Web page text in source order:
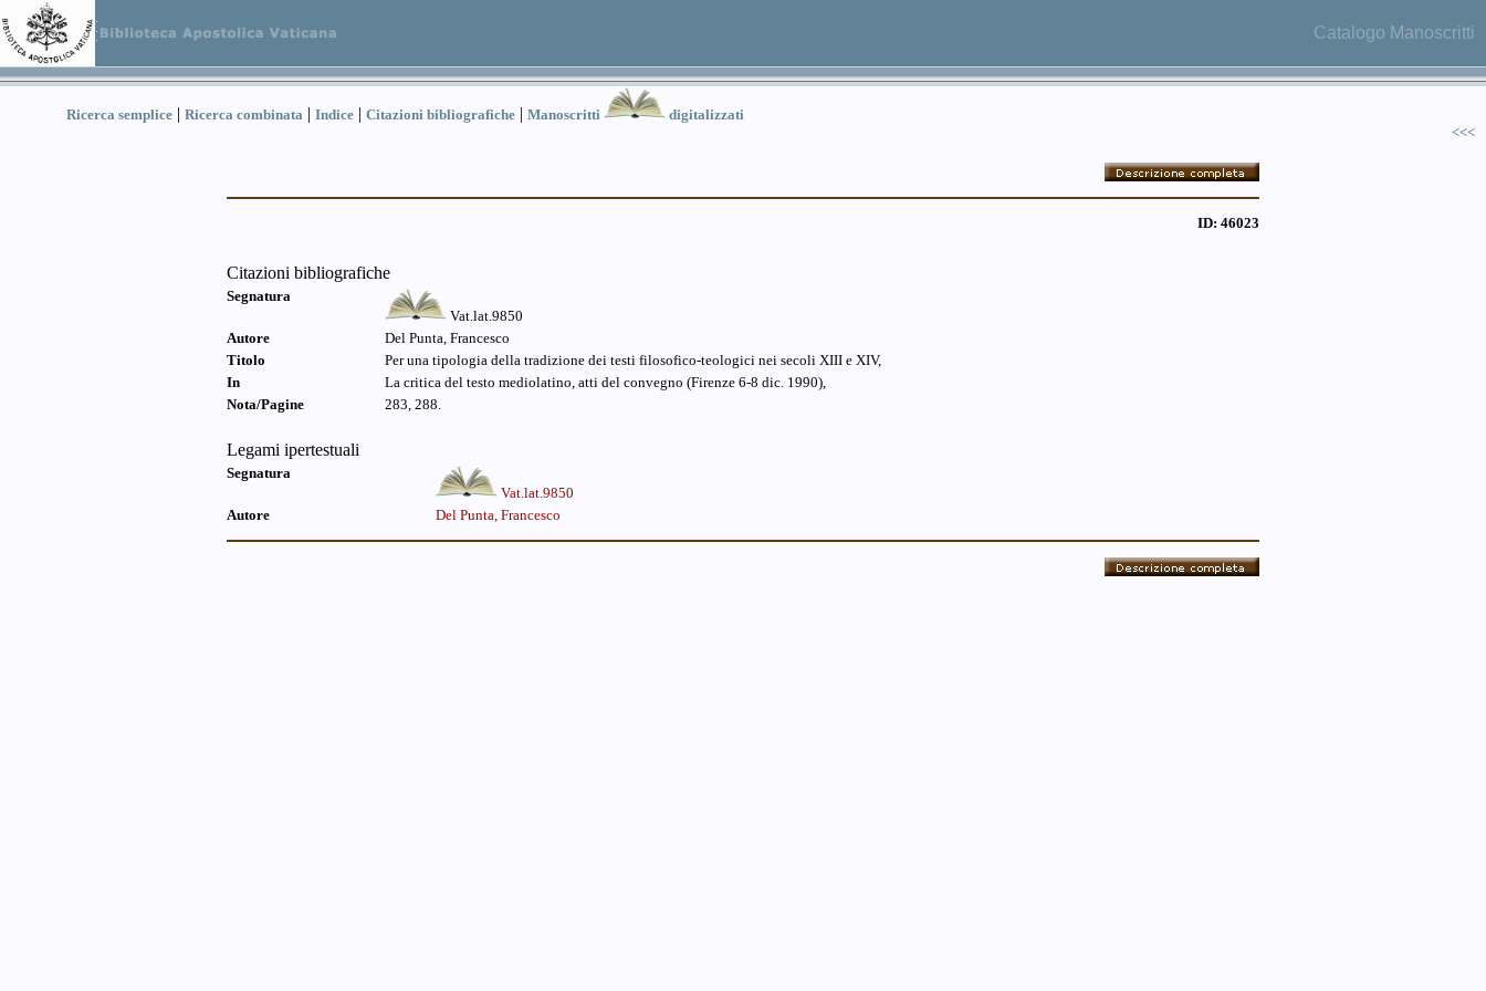
Catalogo Manoscritti
Ricerca semplice | Ricerca combinata | Indice | Citazioni bibliografiche | Manoscritti
digitalizzati
<<<
ID: 46023
Citazioni bibliografiche
Segnatura
Vat.lat.9850
Autore
Del Punta, Francesco
Titolo
Per una tipologia della tradizione dei testi filosofico-teologici nei secoli XIII e XIV,
In
La critica del testo mediolatino, atti del convegno (Firenze 6-8 dic. 1990),
Nota/Pagine
283, 288.
Legami ipertestuali
Segnatura
Vat.lat.9850
Autore
Del Punta, Francesco